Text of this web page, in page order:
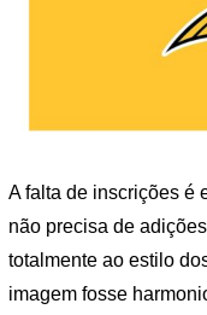
A falta de inscrições é
não precisa de
totalmente ao estilo
imagem fosse